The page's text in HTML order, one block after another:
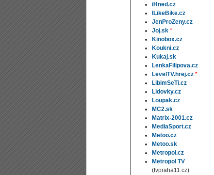
iHned.cz
ILikeBike.cz
JenProZeny.cz
Joj.sk *
Kinobox.cz
Koukni.cz
Kukaj.sk
LenkaFilipova.cz
LevelTV.hrej.cz *
LibimSeTi.cz
Lidovky.cz
Loupak.cz
MC2.sk
Matrix-2001.cz
MediaSport.cz
Metoo.cz
Metoo.sk
Metropol.cz
Metropol TV
(tvpraha11.cz)